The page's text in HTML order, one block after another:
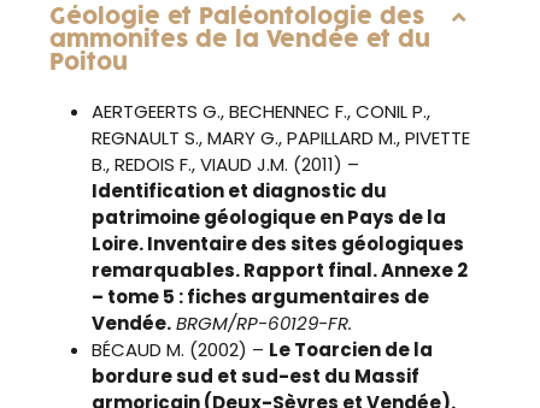
Géologie et Paléontologie des
ammonites de la Vendée et du
Poitou
AERTGEERTS G., BECHENNEC F., CONIL P.,
REGNAULT S., MARY G., PAPILLARD M., PIVETTE
B., REDOIS F., VIAUD J.M. (2011) –
Identification et diagnostic du
patrimoine géologique en Pays de la
Loire. Inventaire des sites géologiques
remarquables. Rapport final. Annexe 2
– tome 5 : fiches argumentaires de
Vendée. BRGM/RP-60129-FR.
BÉCAUD M. (2002) – Le Toarcien de la
bordure sud et sud-est du Massif
armoricain (Deux-Sèvres et Vendée).